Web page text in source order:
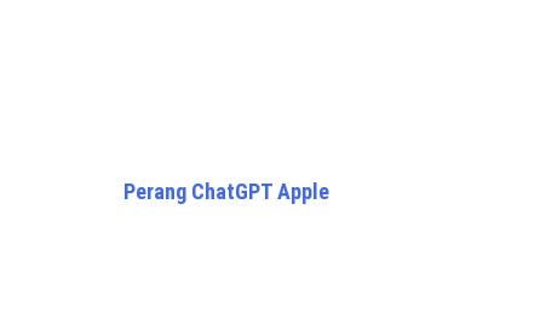
Perang ChatGPT Apple